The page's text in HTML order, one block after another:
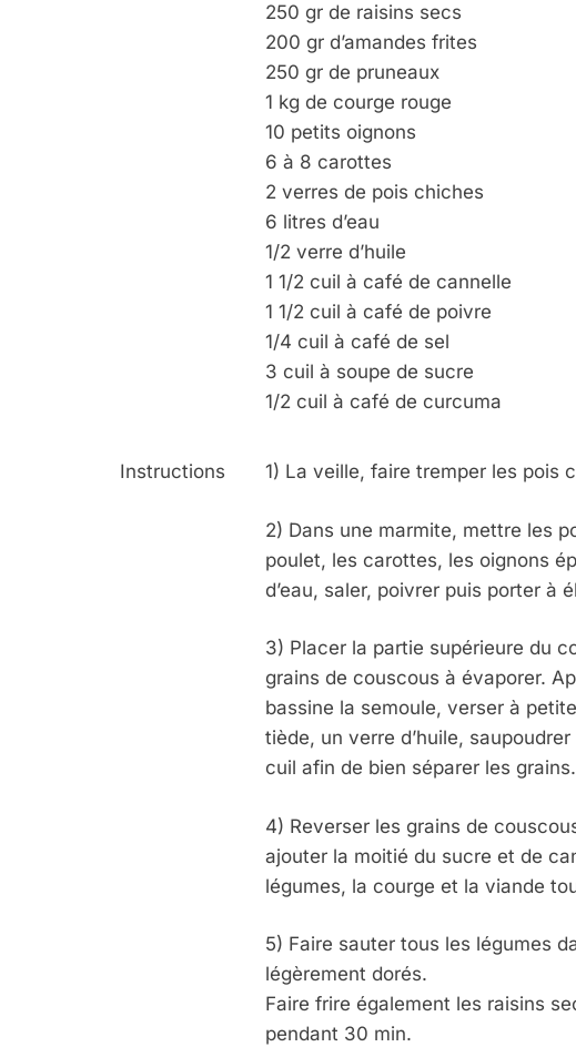
250 gr de raisins secs
200 gr d’amandes frites
250 gr de pruneaux
1 kg de courge rouge
10 petits oignons
6 à 8 carottes
2 verres de pois chiches
6 litres d’eau
1/2 verre d’huile
1 1/2 cuil à café de cannelle
1 1/2 cuil à café de poivre
1/4 cuil à café de sel
3 cuil à soupe de sucre
1/2 cuil à café de curcuma
Instructions 1) La veille, faire tremper les pois
2) Dans une marmite, mettre les
poulet, les carottes, les oignons
d’eau, saler, poivrer puis porter à
3) Placer la partie supérieure du
grains de couscous à évaporer.
bassine la semoule, verser à
tiède, un verre d’huile,
cuil afin de bien séparer les grains.
4) Reverser les grains de
ajouter la moitié du sucre et de
légumes, la courge et la viande
5) Faire sauter tous les légumes
légèrement dorés.
Faire frire également les raisins
pendant 30 min.